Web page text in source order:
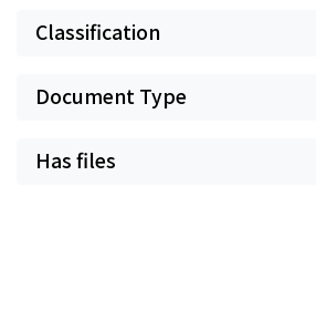
Classification
Document Type
Has files